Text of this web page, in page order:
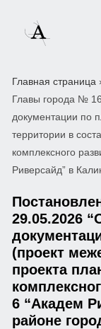
Главная страница ›
Главы города №
документации по
территории в
комплексного
Риверсайд” в
29.05.2026
(проект
проекта
6 “Академ
районе